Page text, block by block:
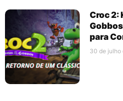
Croc 2:
para
30 de julho